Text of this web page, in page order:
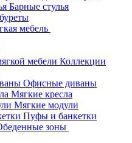
Барные стулья
мебель
Коллекции
Офисные диваны
Мягкие кресла
Мягкие модули
Пуфы и банкетки
зоны